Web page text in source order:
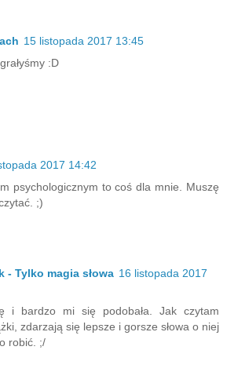
15 listopada 2017 13:45
:D
2017 14:42
psychologicznym to coś dla mnie. Muszę
;)
- Tylko magia słowa 16 listopada 2017
i bardzo mi się podobała. Jak czytam
zdarzają się lepsze i gorsze słowa o niej
robić. ;/